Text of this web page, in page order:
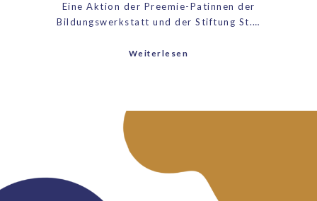
Eine Aktion der Preemie-Patinnen der
Bildungswerkstatt und der Stiftung St.…
Weiterlesen